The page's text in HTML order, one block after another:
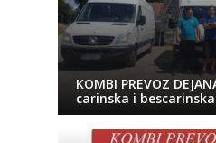
KOMBI PREVOZ
carinska i